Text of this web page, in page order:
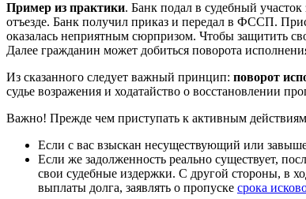
Пример из практики. Банк подал в судебный
отъезде. Банк получил приказ и передал в ФССП.
оказалась неприятным сюрпризом. Чтобы защитить
Далее гражданин может добиться поворота
Из сказанного следует важный принцип: поворот
судье возражения и ходатайство о восстановлении
Важно! Прежде чем приступать к активным
Если с вас взыскан несуществующий или
Если же задолженность реально существует,
свои судебные издержки. С другой стороны, в
выплаты долга, заявлять о пропуске срока